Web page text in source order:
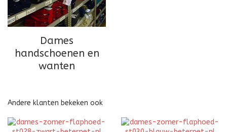
Dames
handschoenen en
wanten
Andere klanten bekeken ook